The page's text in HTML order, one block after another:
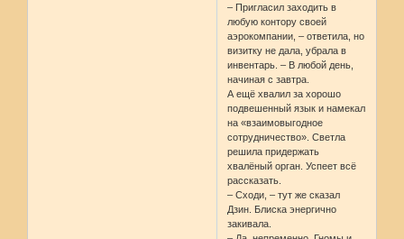
– Пригласил заходить в
любую контору своей
аэрокомпании, – ответила, но
визитку не дала, убрала в
инвентарь. – В любой день,
начиная с завтра.
А ещё хвалил за хорошо
подвешенный язык и намекал
на «взаимовыгодное
сотрудничество». Светла
решила придержать
хвалёный орган. Успеет всё
рассказать.
– Сходи, – тут же сказал
Дзин. Блиска энергично
закивала.